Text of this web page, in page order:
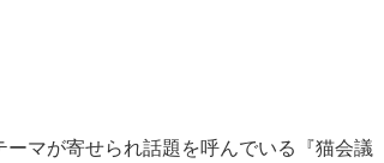
マが寄せられ話題を呼んでいる『猫会議